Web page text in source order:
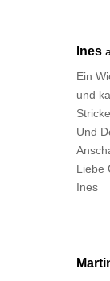
Ines
Ein
und
Und
Liebe
Ines